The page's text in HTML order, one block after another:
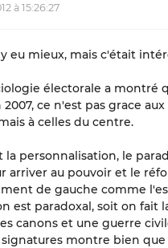
à 15:26:27
eu mieux, mais c'était
électorale a montré
ce n'est pas grace
à celles du centre.
la personnalisation, le
arriver au pouvoir et le
de gauche comme
est paradoxal, soit on fait
canons et une guerre
montre bien que